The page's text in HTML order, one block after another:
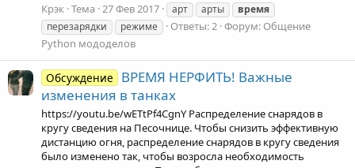
Крэк Тема 27 Фев 2017 арт арты
время
перезарядки
режиме Ответы: 2 Форум: Общение
Python мододелов
Обсуждение
ВРЕМЯ НЕРФИТЬ! Важные
изменения в танках
https://youtu.be/wETtPf4CgnY Распределение снарядов в
кругу сведения на Песочнице. Чтобы снизить эффективную
дистанцию огня, распределение снарядов в кругу сведения
было изменено так, чтобы возросла необходимость